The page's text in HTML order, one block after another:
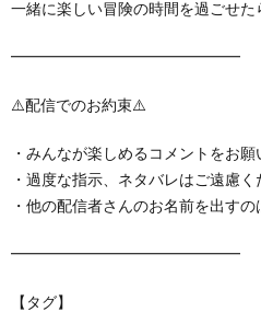
一緒に楽しい冒険の時間を過ごせた
━━━━━━━━━━━━━━━
⚠️配信でのお約束⚠️
・みんなが楽しめるコメントをお願
・過度な指示、ネタバレはご遠慮く
・他の配信者さんのお名前を出す
━━━━━━━━━━━━━━━
【タグ】